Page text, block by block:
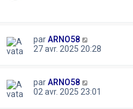
parARNO58
27 avr. 2025 20:28
parARNO58
02 avr. 2025 23:01